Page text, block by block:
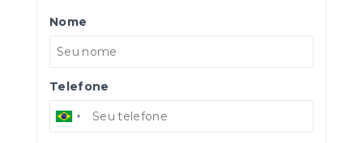
Nome
Telefone